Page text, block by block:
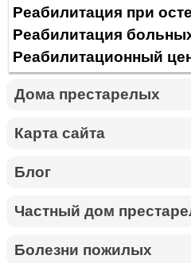
Реабилитация при
Реабилитация
Реабилитационный
Дома престарелых
Карта сайта
Блог
Частный дом
Болезни пожилых